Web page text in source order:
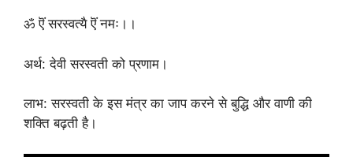
ॐ ऎं सरस्वत्यै ऎं नमः।।
अर्थ: देवी सरस्वती को प्रणाम।
लाभ: सरस्वती के इस मंत्र का जाप करने से बुद्धि और वाणी की
शक्ति बढ़ती है।